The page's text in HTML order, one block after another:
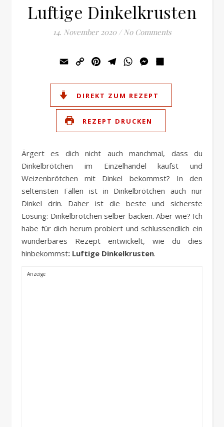
Luftige Dinkelkrusten
14. November 2020 / No Comments
Email
Copy
PinterestTelegramWhatsAppMessenger
DIREKT ZUM REZEPT
REZEPT DRUCKEN
Ärgert es dich nicht auch manchmal, dass du
Dinkelbrötchen im Einzelhandel kaufst und
Weizenbrötchen mit Dinkel bekommst? In den
seltensten Fällen ist in Dinkelbrötchen auch nur
Dinkel drin. Daher ist die beste und sicherste
Lösung: Dinkelbrötchen selber backen. Aber wie? Ich
habe für dich herum probiert und schlussendlich ein
wunderbares Rezept entwickelt, wie du dies
hinbekommst: Luftige Dinkelkrusten.